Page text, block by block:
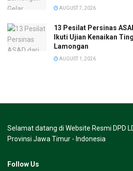
AUGUST 7, 2026
13 Pesilat Persinas
Ikuti Ujian Kenaikan
Lamongan
AUGUST 1, 2026
Selamat datang di Website Resmi DPD
Provinsi Jawa Timur - Indonesia
Follow Us